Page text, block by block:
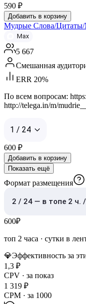
590 ₽
Добавить в корзину
Мудрые Слова/
Max
5 667
Смешанная
ERR 20%
По всем вопросам:
http://telega.in/m/
1 / 24
600 ₽
Добавить в корзину
Показать ещё
Формат размещения
2 / 24 — в топе 2 ч.
600₽
топ 2 часа · сутки в
💎Эффективность за
1,3 ₽
CPV · за показ
1 319 ₽
CPM · за 1000